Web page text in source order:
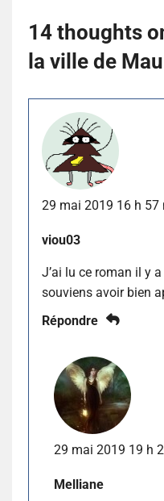
14 thoughts
la ville de
29 mai 2019 16 h 57
viou03
J’ai lu ce roman il y
souviens avoir bien
Répondre
29 mai 2019 19 h
Melliane